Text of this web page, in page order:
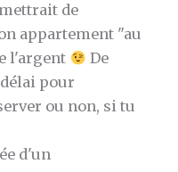
de
appartement "au
l'argent
De
pour
ou non, si tu
d'un